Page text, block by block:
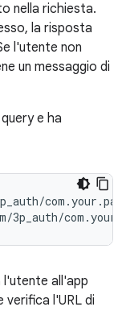
nella richiesta.
la risposta
l'utente non
un messaggio di
e ha
l'utente all'app
l'URL di